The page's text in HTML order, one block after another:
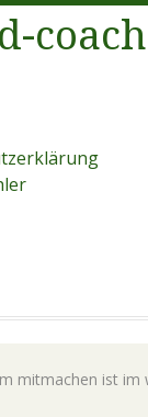
mitmachen ist im